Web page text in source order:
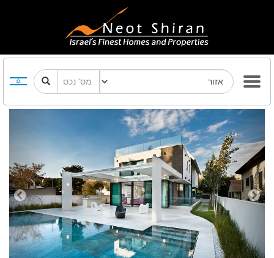
Previous Next